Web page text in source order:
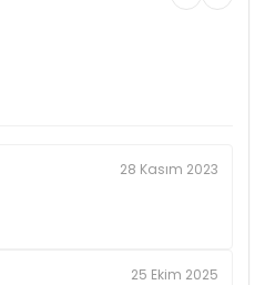
28 Kasım 2023
25 Ekim 2025